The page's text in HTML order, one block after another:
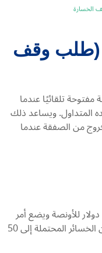
الخسارة
Stop-Loss Order (طلب وقف
تلقائيًا عندما
ويساعد ذلك
من الصفقة عندما
يشتري أحد المتداولين الذهب بسعر 1900 دولار للأونصة ويضع أمر
وقف الخسارة عند 1850 دولار، مما يحد من الخسائر المحتملة إلى 50